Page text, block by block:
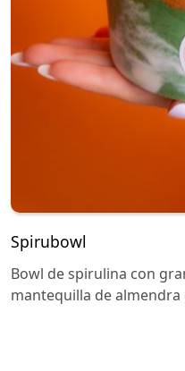
Spirubowl
Bowl de spirulina con
mantequilla de